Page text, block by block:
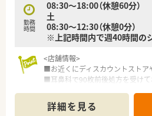
勤務
時間
08:30～18:00（休憩60分）
土
08:30～12:30（休憩0分）
※上記時間内で週40時間の
<店舗情報>
■お近くにディスカウントストア
■耳鼻科で90枚前後処方を受けて
■17台が停められる広い駐車場が
詳細を見る